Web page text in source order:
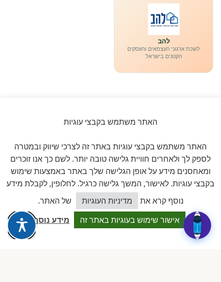
להב
לשכת ארגוני העצמאים והעסקים
הקטנים בישראל
דירוג 5 ★ מתוך 5
★★★★★על בסיס11 ביקורות מאומתות
לכל הביקורות ב-Google
D
האתר משתמש בקבצי עוגיות
האתר משתמש בקבצי עוגיות באתר זה לצרכי שיווק ובמטרה
לספק לך ולאחרים חוויית גלישה טובה יותר. לשם כך אנו זוכרים
ומאחסנים מידע על אופן הגלישה שלך באתר באמצעות שימוש
בקבצי עוגיות. לאישור, המשך גלישה כרגיל. לחלופין, לקבלת מידע
נוסף קרא את
מדיניות העוגיות
של האתר.
אישור שימוש בעוגיות באתר זה
מידע נוסף